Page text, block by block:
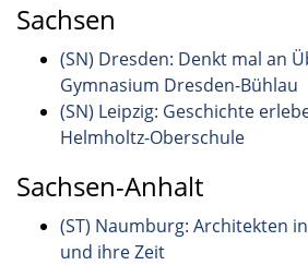
Sachsen
(SN) Dresden: Denkt mal an
Gymnasium Dresden-Bühlau
(SN) Leipzig: Geschichte
Helmholtz-Oberschule
Sachsen-Anhalt
(ST) Naumburg: Architekten
und ihre Zeit